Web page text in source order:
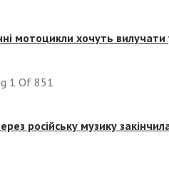
мотоцикли хочуть
1 Of 851
російську музику